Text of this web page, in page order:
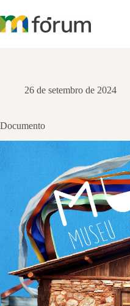
para
o
26 de setembro de 2024
Documento